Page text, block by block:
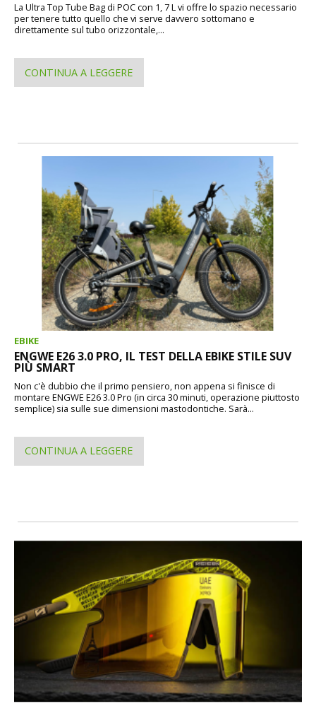
La Ultra Top Tube Bag di POC con 1, 7 L vi offre lo spazio necessario
per tenere tutto quello che vi serve davvero sottomano e
direttamente sul tubo orizzontale,...
CONTINUA A LEGGERE
EBIKE
ENGWE E26 3.0 PRO, IL TEST DELLA EBIKE STILE SUV
PIÙ SMART
Non c'è dubbio che il primo pensiero, non appena si finisce di
montare ENGWE E26 3.0 Pro (in circa 30 minuti, operazione piuttosto
semplice) sia sulle sue dimensioni mastodontiche. Sarà...
CONTINUA A LEGGERE